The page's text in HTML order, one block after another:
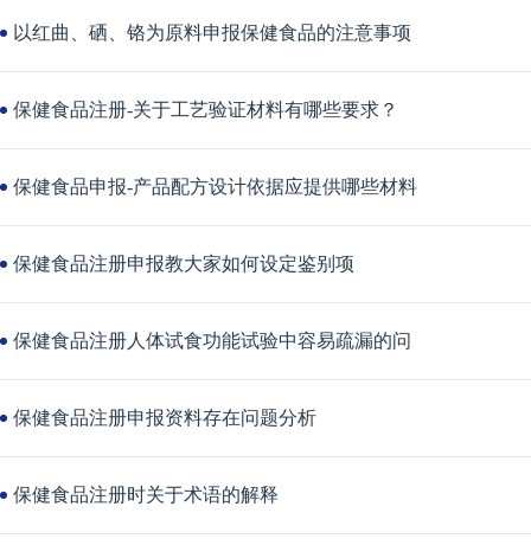
以红曲、硒、铬为原料申报保健食品的注意事项
保健食品注册-关于工艺验证材料有哪些要求？
保健食品申报-产品配方设计依据应提供哪些材料
保健食品注册申报教大家如何设定鉴别项
保健食品注册人体试食功能试验中容易疏漏的问
保健食品注册申报资料存在问题分析
保健食品注册时关于术语的解释